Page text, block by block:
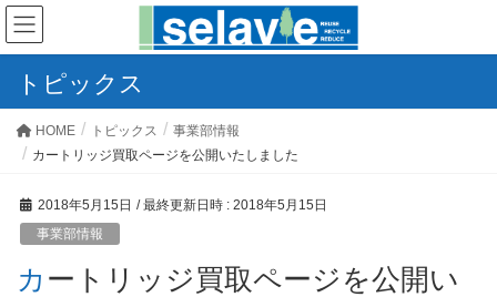
トピックス
HOME トピックス
事業部情報
カートリッジ買取ページを公開いたしました
2018年5月15日 / 最終更新日時 : 2018年5月15日
事業部情報
カートリッジ買取ページを公開い